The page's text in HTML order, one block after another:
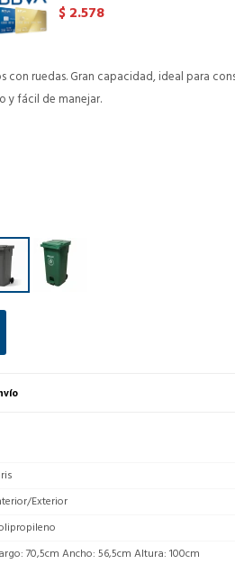
$ 2.578
con ruedas. Gran capacidad, ideal para
y fácil de manejar.
Exterior
70,5cm Ancho: 56,5cm Altura: 100cm